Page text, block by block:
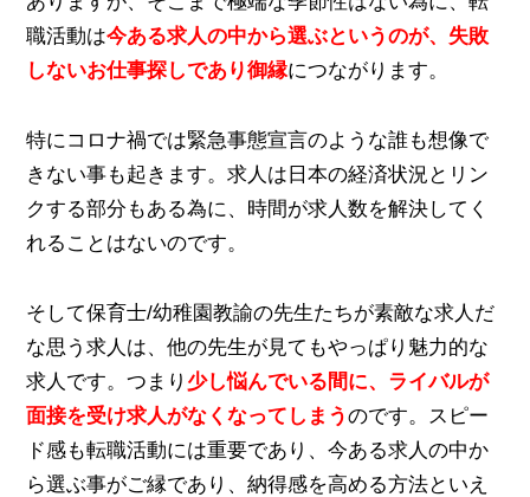
職活動は今ある求人の中から選ぶというのが、失敗
しないお仕事探しであり御縁につながります。
特にコロナ禍では緊急事態宣言のような誰も想像で
きない事も起きます。求人は日本の経済状況とリン
クする部分もある為に、時間が求人数を解決してく
れることはないのです。
そして保育士/幼稚園教諭の先生たちが素敵な求人だ
な思う求人は、他の先生が見てもやっぱり魅力的な
求人です。つまり 少し悩んでいる間に、ライバルが
面接を受け求人がなくなってしまうのです。スピー
ド感も転職活動には重要であり、今ある求人の中か
ら選ぶ事がご縁であり、納得感を高める方法といえ